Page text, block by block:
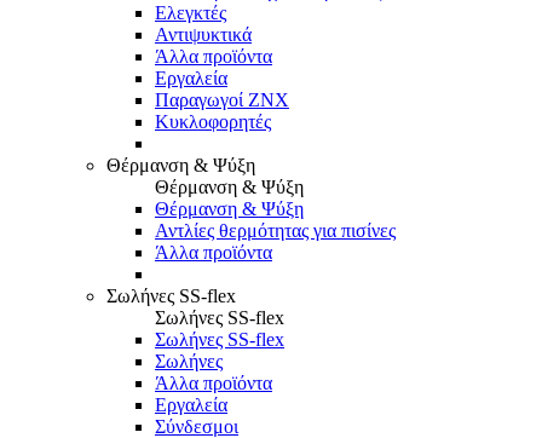
Ελεγκτές
Αντιψυκτικά
Άλλα προϊόντα
Εργαλεία
Παραγωγοί ΖΝΧ
Κυκλοφορητές
Θέρμανση & Ψύξη
Θέρμανση & Ψύξη
Θέρμανση & Ψύξη
Αντλίες θερμότητας για πισίνες
Άλλα προϊόντα
Σωλήνες SS-flex
Σωλήνες SS-flex
Σωλήνες SS-flex
Σωλήνες
Άλλα προϊόντα
Εργαλεία
Σύνδεσμοι